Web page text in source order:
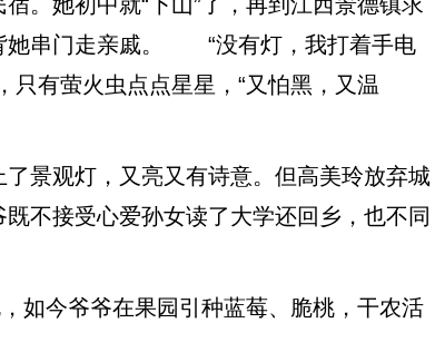
她串门走亲戚。 “没有灯，我打着手电
只有萤火虫点点星星，“又怕黑，又温
景观灯，又亮又有诗意。但高美玲放弃城
不接受心爱孙女读了大学还回乡，也不同
今爷爷在果园引种蓝莓、脆桃，干农活